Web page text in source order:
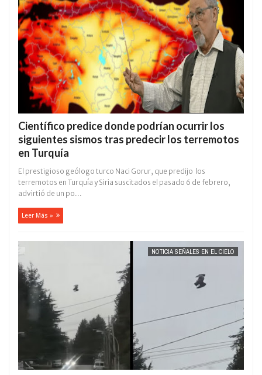
Científico predice donde podrían ocurrir los
siguientes sismos tras predecir los terremotos
en Turquía
El prestigioso geólogo turco Naci Gorur, que predijo los
terremotos en Turquía y Siria suscitados el pasado 6 de febrero,
advirtió de un po...
Leer Más »
NOTICIA SEÑALES EN EL CIELO